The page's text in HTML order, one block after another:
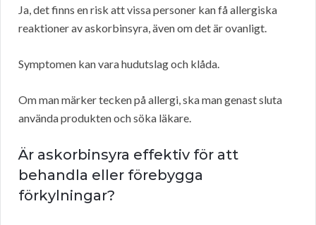
Ja, det finns en risk att vissa personer kan få allergiska
reaktioner av askorbinsyra, även om det är ovanligt.
Symptomen kan vara hudutslag och klåda.
Om man märker tecken på allergi, ska man genast sluta
använda produkten och söka läkare.
Är askorbinsyra effektiv för att
behandla eller förebygga
förkylningar?